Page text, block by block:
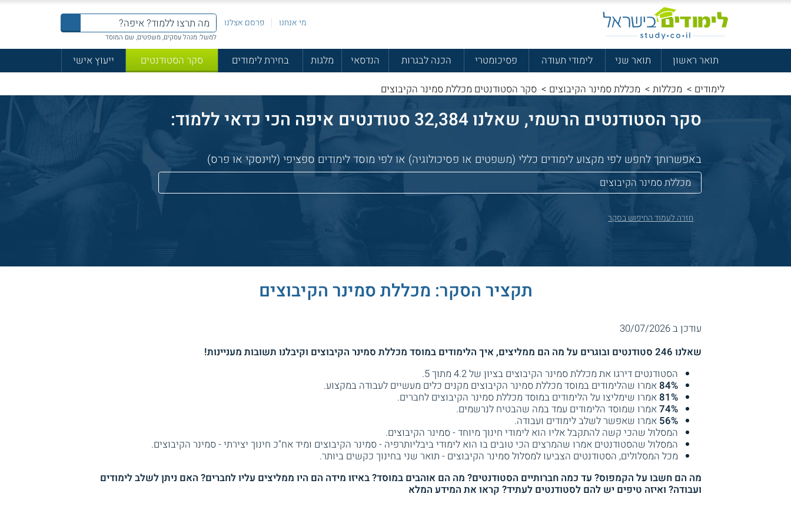
מי אנחנו פרסם אצלנו
למשל: מנהל עסקים, משפטים, שם המוסד
תואר ראשון תואר שני לימודי תעודה פסיכומטרי הכנה לבגרות הנדסאי מלגות בחירת לימודים סקר הסטודנטים
ייעוץ אישי
לימודים > מכללות > מכללת סמינר הקיבוצים > סקר הסטודנטים מכללת סמינר הקיבוצים
סקר הסטודנטים הרשמי, שאלנו 32,384 סטודנטים איפה הכי כדאי ללמוד:
באפשרותך לחפש לפי מקצוע לימודים כללי (משפטים או פסיכולוגיה) או לפי מוסד לימודים ספציפי (לוינסקי או פרס)
חזרה לעמוד החיפוש בסקר
תקציר הסקר: מכללת סמינר הקיבוצים
עודכן ב 30/07/2026
שאלנו 246 סטודנטים ובוגרים על מה הם ממליצים, איך הלימודים במוסד מכללת סמינר הקיבוצים וקיבלנו תשובות מעניינות!
הסטודנטים דירגו את מכללת סמינר הקיבוצים בציון של 4.2 מתוך 5.
84% אמרו שהלימודים במוסד מכללת סמינר הקיבוצים מקנים כלים מעשיים לעבודה במקצוע.
81% אמרו שימליצו על הלימודים במוסד מכללת סמינר הקיבוצים לחברים.
74%אמרו שמוסד הלימודים עמד במה שהבטיח לנרשמים.
56% אמרו שאפשר לשלב לימודים ועבודה.
המסלול שהכי קשה להתקבל אליו הוא לימודי חינוך מיוחד - סמינר הקיבוצים.
המסלול שהסטודנטים אמרו שהמרצים הכי טובים בו הוא לימודי ביבליותרפיה - סמינר הקיבוצים ומיד אח"כ חינוך יצירתי - סמינר הקיבוצים.
מכל המסלולים, הסטודנטים הצביעו למסלול סמינר הקיבוצים - תואר שני בחינוך כקשים ביותר.
מה הם חשבו על הקמפוס? עד כמה חברותיים הסטודנטים? מה הם אוהבים במוסד? באיזו מידה הם היו ממליצים עליו לחברים? האם ניתן לשלב לימודים
ועבודה? ואיזה טיפים יש להם לסטודנטים לעתיד? קראו את המידע המלא